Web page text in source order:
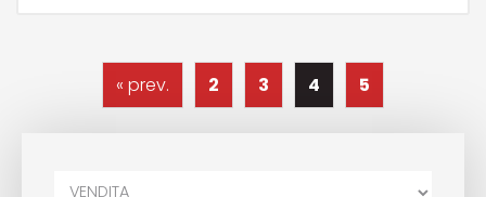
« prev. 2 3 4 5